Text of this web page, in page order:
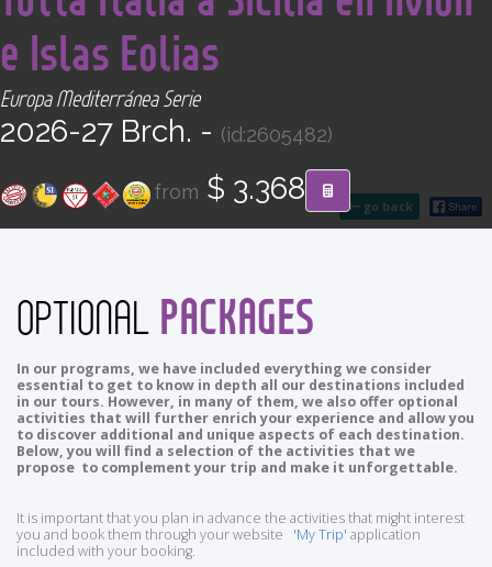
CONTACT
go back
e Islas Eolias
Europa Mediterránea Serie
2026-27 Brch. - (id:2605482)
from $ 3.368
OPTIONAL PACKAGES
In our programs, we have included everything we consider
essential to get to know in depth all our destinations included
in our tours. However, in many of them, we also offer optional
activities that will further enrich your experience and allow you
to discover additional and unique aspects of each destination.
Below, you will find a selection of the activities that we
propose to complement your trip and make it unforgettable.
It is important that you plan in advance the activities that might interest
you and book them through your website 'My Trip' application
included with your booking.